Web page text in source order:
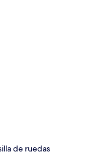
de ruedas